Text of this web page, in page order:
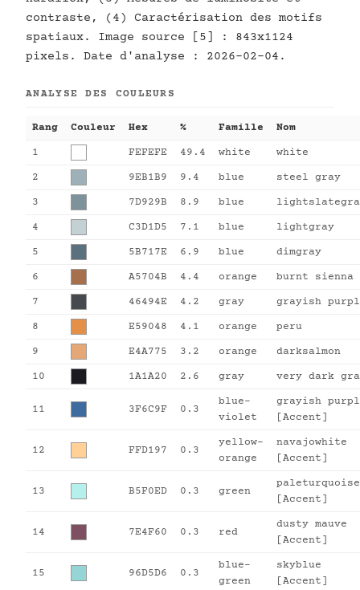
contraste, (4) Caractérisation des motifs
spatiaux. Image source [5] : 843x1124
pixels. Date d'analyse : 2026-02-04.
ANALYSE DES COULEURS
Rang Couleur Hex % Famille Nom
1 FEFEFE 49.4 white white
2 9EB1B9 9.4 blue steel gray
3 7D929B 8.9 blue
4 C3D1D5 7.1 blue lightgray
5 5B717E 6.9 blue dimgray
6 A5704B 4.4 orange burnt sienna
7 46494E 4.2 gray grayish
8 E59048 4.1 orange peru
9 E4A775 3.2 orange darksalmon
10 1A1A20 2.6 gray very dark
11 3F6C9F 0.3
blue-
violet
grayish
[Accent]
12 FFD197 0.3
yellow-
orange
navajowhite
[Accent]
13 B5F0ED 0.3 green
paleturquoise
[Accent]
14 7E4F60 0.3 red
dusty mauve
[Accent]
15 96D5D6 0.3
blue-
green
skyblue
[Accent]